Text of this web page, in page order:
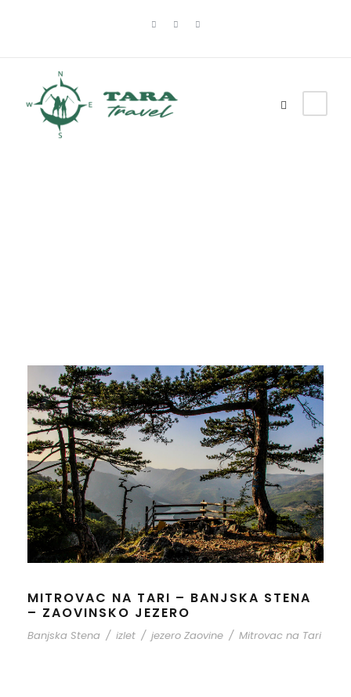
MITROVAC NA TARI – BANJSKA STENA
– ZAOVINSKO JEZERO
Banjska Stena / izlet / jezero Zaovine / Mitrovac na Tari